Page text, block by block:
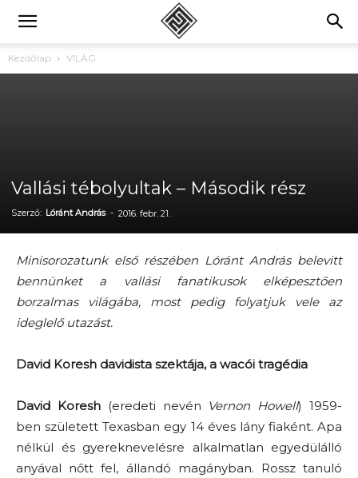
Kezdőlap VILÁG
Vallási tébolyultak – Második rész
Szerző: Lóránt András - 2016. febr. 21.
Minisorozatunk első részében Lóránt András belevitt
bennünket a vallási fanatikusok elképesztően
borzalmas világába, most pedig folyatjuk vele az
ideglelő utazást.
David Koresh davidista szektája, a wacói tragédia
David Koresh(eredeti nevén Vernon Howell) 1959-
ben született Texasban egy 14 éves lány fiaként. Apa
nélkül és gyereknevelésre alkalmatlan egyedülálló
anyával nőtt fel, állandó magányban. Rossz tanuló